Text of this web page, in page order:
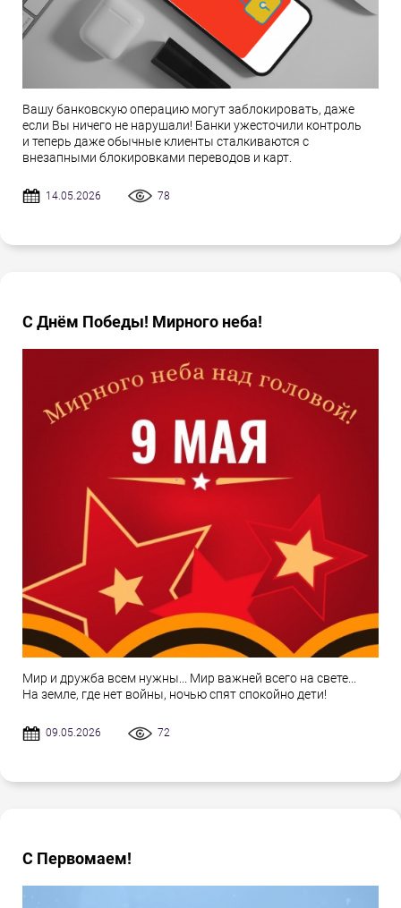
Вашу банковскую операцию могут заблокировать, даже
если Вы ничего не нарушали! Банки ужесточили контроль
и теперь даже обычные клиенты сталкиваются с
внезапными блокировками переводов и карт.
14.05.2026 78
С Днём Победы! Мирного неба!
Мир и дружба всем нужны... Мир важней всего на свете...
На земле, где нет войны, ночью спят спокойно дети!
09.05.2026 72
С Первомаем!